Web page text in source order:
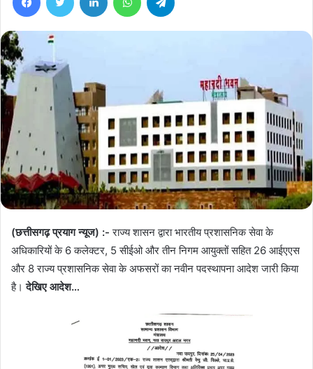
(छत्तीसगढ़ प्रयाग न्यूज) :- राज्य शासन द्वारा भारतीय प्रशासनिक सेवा के
अधिकारियों के 6 कलेक्टर, 5 सीईओ और तीन निगम आयुक्तों सहित 26 आईएएस
और 8 राज्य प्रशासनिक सेवा के अफसरों का नवीन पदस्थापना आदेश जारी किया
है।देखिए आदेश…